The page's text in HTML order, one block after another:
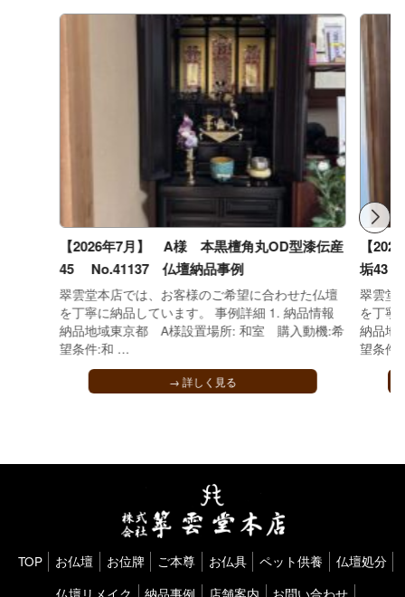
【2026年7月】 A様 本黒檀角丸OD型漆伝産
45 No.41137 仏壇納品事例
翠雲堂本店では、お客様のご希望に合わせた仏壇
を丁寧に納品しています。 事例詳細 1. 納品情報
納品地域東京都 A様設置場所: 和室 購入動機:希
望条件:和 …
→ 詳しく見る
【
垢43
翠雲堂
を丁寧
納品地
望条件
TOP お仏壇 お位牌 ご本尊 お仏具 ペット供養
仏壇処分